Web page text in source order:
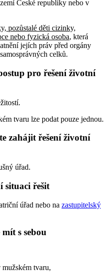
České republiky nebo v
pozůstalé děti cizinky,
nebo fyzická osoba, která
jejích práv před orgány
celků.
pro řešení životní
tvaru lze podat pouze jednou.
zahájit řešení životní
úřad.
situaci řešit
úřad nebo na zastupitelský
s sebou
tvaru,